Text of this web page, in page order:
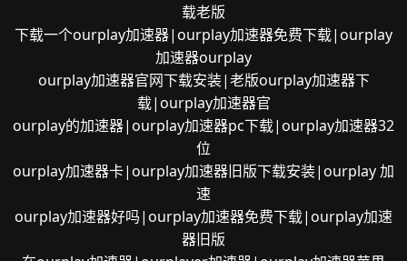
载老版
下载一个ourplay加速器|ourplay加速器免费下载|ourplay
加速器ourplay
ourplay加速器官网下载安装|老版ourplay加速器下
载|ourplay加速器官
ourplay的加速器|ourplay加速器pc下载|ourplay加速器32
位
ourplay加速器卡|ourplay加速器旧版下载安装|ourplay 加
速
ourplay加速器好吗|ourplay加速器免费下载|ourplay加速
器旧版